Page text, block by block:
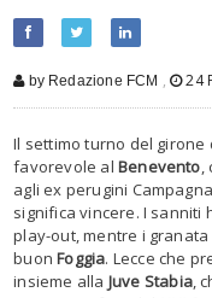
by Redazione FCM , 24
Il settimo turno del girone
favorevole al Benevento,
agli ex perugini
significa vincere. I
play-out, mentre i
buonFoggia. Lecce che
insieme alla Juve Stabia,